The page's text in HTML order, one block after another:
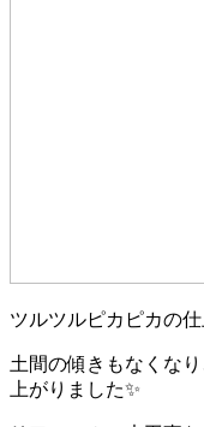
ツルツルピカピカの
土間の傾きもなくな
上がりました✨